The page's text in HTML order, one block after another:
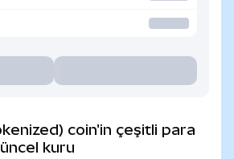
coin'in çeşitli para
kuru